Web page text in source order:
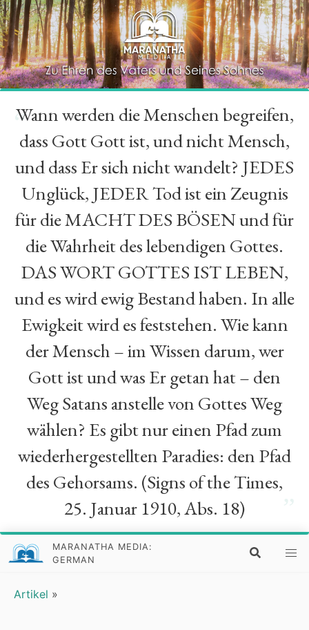
“
Wann werden die Menschen begreifen,
dass Gott Gott ist, und nicht Mensch,
und dass Er sich nicht wandelt? JEDES
Unglück, JEDER Tod ist ein Zeugnis
für die MACHT DES BÖSEN und für
die Wahrheit des lebendigen Gottes.
DAS WORT GOTTES IST LEBEN,
und es wird ewig Bestand haben. In alle
Ewigkeit wird es feststehen. Wie kann
der Mensch – im Wissen darum, wer
Gott ist und was Er getan hat – den
Weg Satans anstelle von Gottes Weg
wählen? Es gibt nur einen Pfad zum
wiederhergestellten Paradies: den Pfad
des Gehorsams. (Signs of the Times,
25. Januar 1910, Abs. 18)
MARANATHA MEDIA:
GERMAN
Artikel »